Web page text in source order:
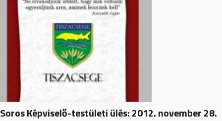
Soros Képviselő-testületi ülés: 2012. november 28.